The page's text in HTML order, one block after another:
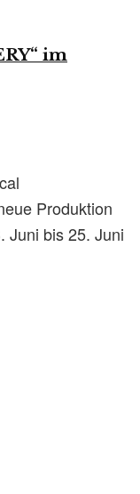
im
Produktion
Juni bis 25. Juni